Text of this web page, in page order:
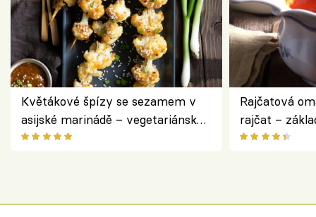
Květákové špízy se sezamem v
asijské marinádě – vegetariánská
chuťovka z grilu
Rajčatová
rajčat –